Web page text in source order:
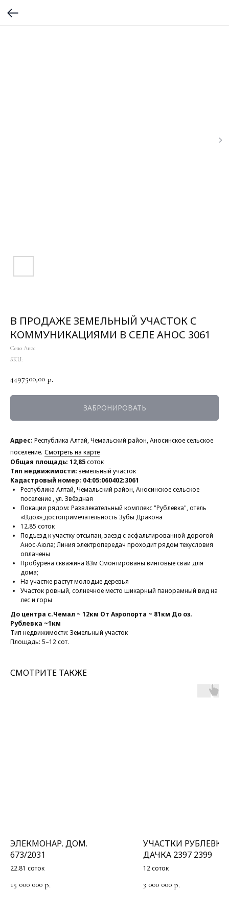
В ПРОДАЖЕ ЗЕМЕЛЬНЫЙ УЧАСТОК С
КОММУНИКАЦИЯМИ В СЕЛЕ АНОС 3061
Село Анос
SKU:
4497500,00 р.
ЗАБРОНИРОВАТЬ
Адрес: Республика Алтай, Чемальский район, Аносинское сельское
поселение. Смотреть на карте
Общая площадь: 12,85соток
Тип недвижимости: земельный участок
Кадастровый номер: 04:05:060402:3061
Республика Алтай, Чемальский район, Аносинское сельское
поселение , ул. Звёздная
Локации рядом: Развлекательный комплекс "Рублевка", отель
«Вдох»,достопримечательность Зубы Дракона
12.85 соток
Подъезд к участку отсыпан, заезд с асфальтированной дорогой
Анос-Аюла; Линия электропередач проходит рядом техусловия
оплачены
Пробурена скважина 83м Смонтированы винтовые сваи для
дома;
На участке растут молодые деревья
Участок ровный, солнечное место шикарный панорамный вид на
лес и горы
До центра с.Чемал ~ 12км От Аэропорта ~ 81км До оз.
Рублевка ~1км
Тип недвижимости: Земельный участок
Площадь: 5–12 сот.
СМОТРИТЕ ТАКЖЕ
ЭЛЕКМОНАР. ДОМ.
673/2031
22.81 соток
15 000 000 р.
УЧАСТКИ
ДАЧКА 2397 2399
12 соток
3 000 000 р.